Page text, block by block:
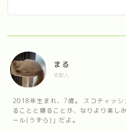
まる
支配人
2018年生まれ、7歳。 スコティッシ
ることと寝ることが、なりより楽し
ール(うずら)」だよ。